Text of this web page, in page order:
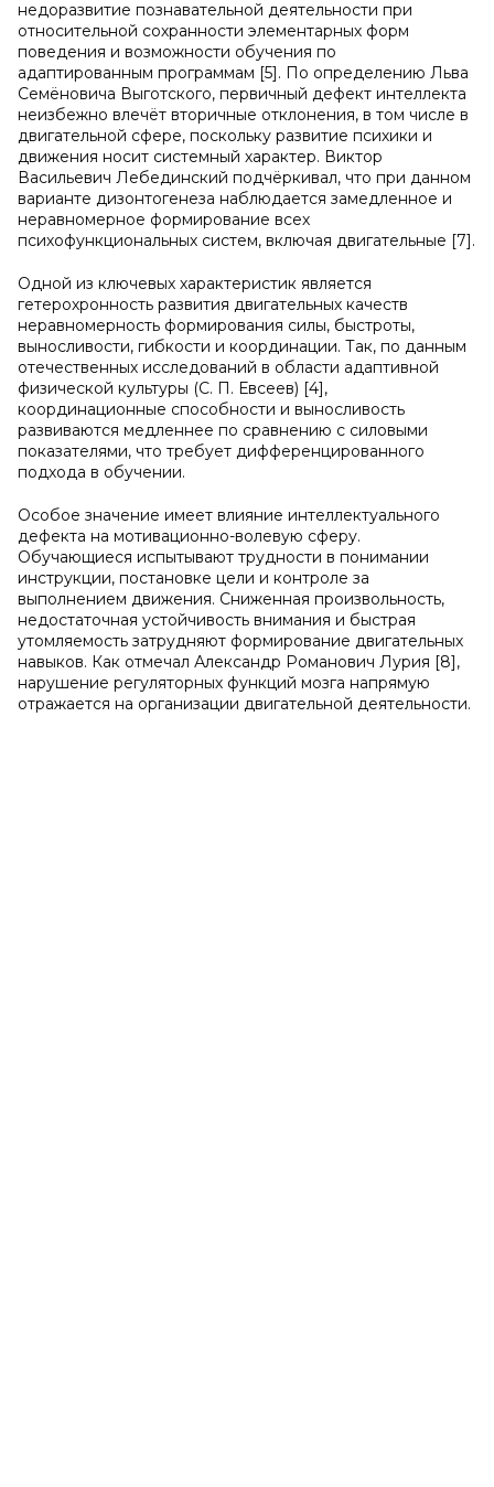
недоразвитие познавательной деятельности при
относительной сохранности элементарных форм
поведения и возможности обучения по
адаптированным программам [5]. По определению Льва
Семёновича Выготского, первичный дефект интеллекта
неизбежно влечёт вторичные отклонения, в том числе в
двигательной сфере, поскольку развитие психики и
движения носит системный характер. Виктор
Васильевич Лебединский подчёркивал, что при данном
варианте дизонтогенеза наблюдается замедленное и
неравномерное формирование всех
психофункциональных систем, включая двигательные [7].
Одной из ключевых характеристик является
гетерохронность развития двигательных качеств
неравномерность формирования силы, быстроты,
выносливости, гибкости и координации. Так, по данным
отечественных исследований в области адаптивной
физической культуры (С. П. Евсеев) [4],
координационные способности и выносливость
развиваются медленнее по сравнению с силовыми
показателями, что требует дифференцированного
подхода в обучении.
Особое значение имеет влияние интеллектуального
дефекта на мотивационно-волевую сферу.
Обучающиеся испытывают трудности в понимании
инструкции, постановке цели и контроле за
выполнением движения. Сниженная произвольность,
недостаточная устойчивость внимания и быстрая
утомляемость затрудняют формирование двигательных
навыков. Как отмечал Александр Романович Лурия [8],
нарушение регуляторных функций мозга напрямую
отражается на организации двигательной деятельности.